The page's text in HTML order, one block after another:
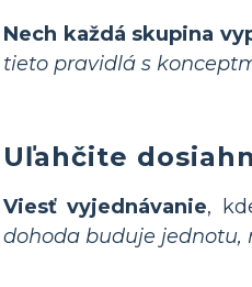
Nech každá skupina
tieto pravidlá s
Uľahčite
Viesť vyjednávanie,
dohoda buduje jednotu,